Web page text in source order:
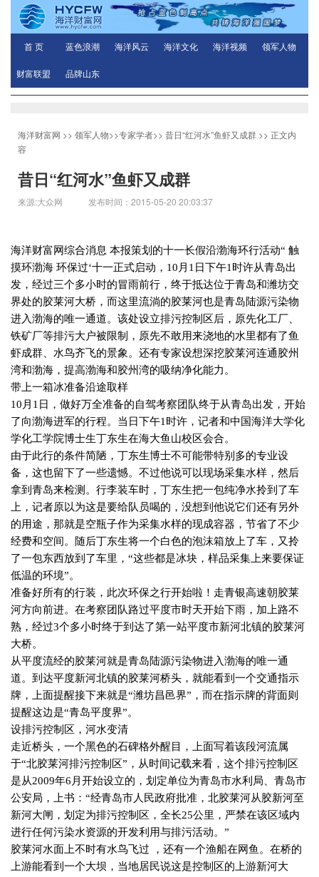
首 页 蓝色浪潮 海洋风云 海洋文化 海洋视频 领军人物
财富联盟 品牌山东
海洋财富网 >> 领军人物>>专家学者>> 昔日“红河水”鱼虾又成群 >> 正文内
容
昔日“红河水”鱼虾又成群
来源:大众网 发布时间：2015-05-20 20:03:37
海洋财富网综合消息 本报策划的十一长假沿渤海环行活动“ 触
摸环渤海 环保过‘十一正式启动， 10月 1 日下午1时许从青岛出
发，经过三个多小时的冒雨前行，终于抵达位于青岛和潍坊交
界处的胶莱河大桥，而这里流淌的胶莱河也是青岛陆源污染物
进入渤海的唯一通道。该处设立排污控制区后，原先化工厂、
铁矿厂等排污大户被限制，原先不敢用来浇地的水里都有了鱼
虾成群、水鸟齐飞的景象。还有专家设想深挖胶莱河连通胶州
湾和渤海，提高渤海和胶州湾的吸纳净化能力。
带上一箱冰准备沿途取样
10月 1 日，做好万全准备的自驾考察团队终于从青岛出发，开始
了向渤海进军的行程。当日下午1时许，记者和中国海洋大学化
学化工学院博士生丁东生在海大鱼山校区会合。
由于此行的条件简陋，丁东生博士不可能带特别多的专业设
备，这也留下了一些遗憾。不过他说可以现场采集水样，然后
拿到青岛来检测。行李装车时，丁东生把一包纯净水拎到了车
上，记者原以为这是要给队员喝的，没想到他说它们还有另外
的用途，那就是空瓶子作为采集水样的现成容器，节省了不少
经费和空间。随后丁东生将一个白色的泡沫箱放上了车，又拎
了一包东西放到了车里，“这些都是冰块，样品采集上来要保证
低温的环境”。
准备好所有的行装，此次环保之行开始啦！走青银高速朝胶莱
河方向前进。在考察团队路过平度市时天开始下雨，加上路不
熟，经过3个多小时终于到达了第一站平度市新河北镇的胶莱河
大桥。
从平度流经的胶莱河就是青岛陆源污染物进入渤海的唯一通
道。到达平度新河北镇的胶莱河桥头，就能看到一个交通指示
牌，上面提醒接下来就是“潍坊昌邑界”，而在指示牌的背面则
提醒这边是“青岛平度界”。
设排污控制区，河水变清
走近桥头，一个黑色的石碑格外醒目，上面写着该段河流属
于“北胶莱河排污控制区”，从时间记载来看，这个排污控制区
是从2009年6月开始设立的，划定单位为青岛市水利局、青岛市
公安局，上书：“经青岛市人民政府批准，北胶莱河从胶新河至
新河大闸，划定为排污控制区，全长25公里，严禁在该区域内
进行任何污染水资源的开发利用与排污活动。”
胶莱河水面上不时有水鸟飞过 ，还有一个渔船在网鱼。在桥的
上游能看到一个大坝，当地居民说这是控制区的上游新河大